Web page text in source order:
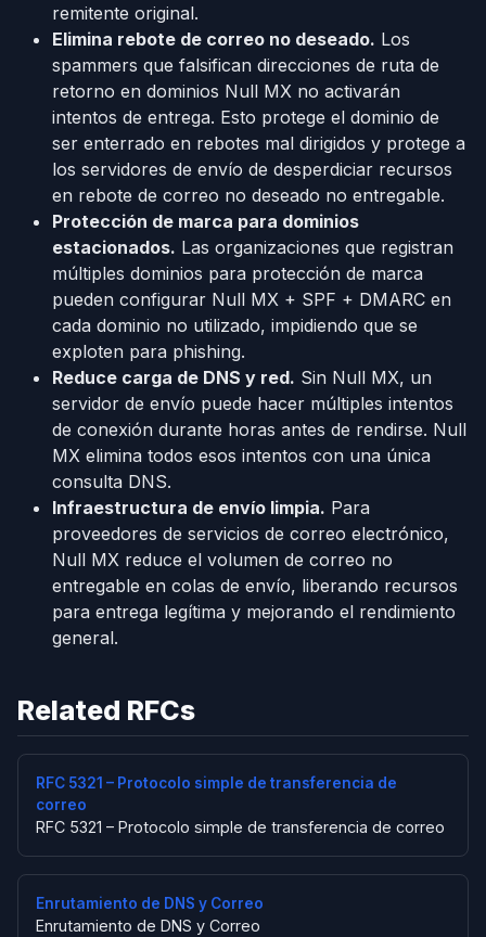
remitente original.
Elimina rebote de correo no deseado. Los
spammers que falsifican direcciones de ruta de
retorno en dominios Null MX no activarán
intentos de entrega. Esto protege el dominio de
ser enterrado en rebotes mal dirigidos y protege a
los servidores de envío de desperdiciar recursos
en rebote de correo no deseado no entregable.
Protección de marca para dominios
estacionados. Las organizaciones que registran
múltiples dominios para protección de marca
pueden configurar Null MX + SPF + DMARC en
cada dominio no utilizado, impidiendo que se
exploten para phishing.
Reduce carga de DNS y red. Sin Null MX, un
servidor de envío puede hacer múltiples intentos
de conexión durante horas antes de rendirse. Null
MX elimina todos esos intentos con una única
consulta DNS.
Infraestructura de envío limpia. Para
proveedores de servicios de correo electrónico,
Null MX reduce el volumen de correo no
entregable en colas de envío, liberando recursos
para entrega legítima y mejorando el rendimiento
general.
Related RFCs
RFC 5321 – Protocolo simple de transferencia de
correo
RFC 5321 – Protocolo simple de transferencia de correo
Enrutamiento de DNS y Correo
Enrutamiento de DNS y Correo